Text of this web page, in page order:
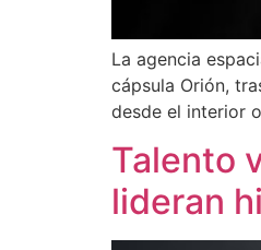
La agencia
cápsula Orión,
desde el interior
Talento
lideran